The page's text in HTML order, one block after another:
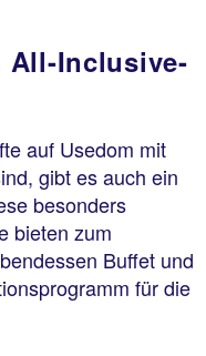
All-Inclusive-
auf Usedom mit
gibt es auch ein
besonders
bieten zum
Buffet und
für die